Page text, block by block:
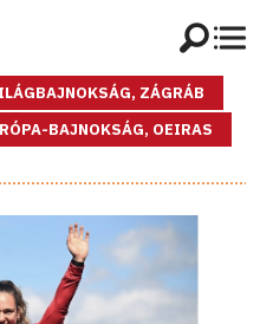
ZÁGRÁB
BAJNOKSÁG, OEIRAS